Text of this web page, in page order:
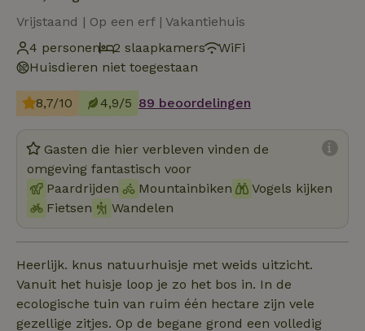
Vrijstaand | Op een erf | Vakantiehuis
4 personen
2 slaapkamers
WiFi
Huisdieren niet toegestaan
8,7/10 4,9/5 89 beoordelingen
Gasten die hier verbleven vinden de
omgeving fantastisch voor
Paardrijden
Mountainbiken
Vogels kijken
Fietsen
Wandelen
Heerlijk. knus natuurhuisje met weids uitzicht.
Vanuit het huisje loop je zo het bos in. In de
ecologische tuin van ruim één hectare zijn vele
gezellige zitjes. Op de begane grond een volledig